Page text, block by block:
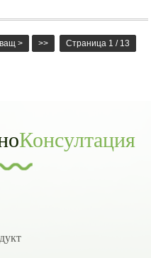
> >> Страница 1 / 13
Консултация